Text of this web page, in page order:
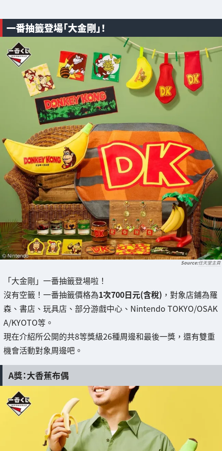
一番抽籤登場「大金剛」！
任天堂主頁
「大金剛」一番抽籤登場啦！
沒有空籤！一番抽籤價格為1次700日元(含稅) ，對象店鋪為羅
森、書店、玩具店、部分游戲中心、Nintendo TOKYO/OSAK
A/KYOTO等。
現在介紹所公開的共8等獎級26種周邊和最後一獎，還有雙重
機會活動對象周邊吧。
A獎：大香蕉布偶